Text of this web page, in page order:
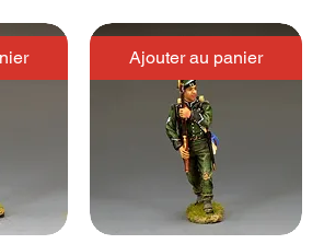
Ajouter au panier